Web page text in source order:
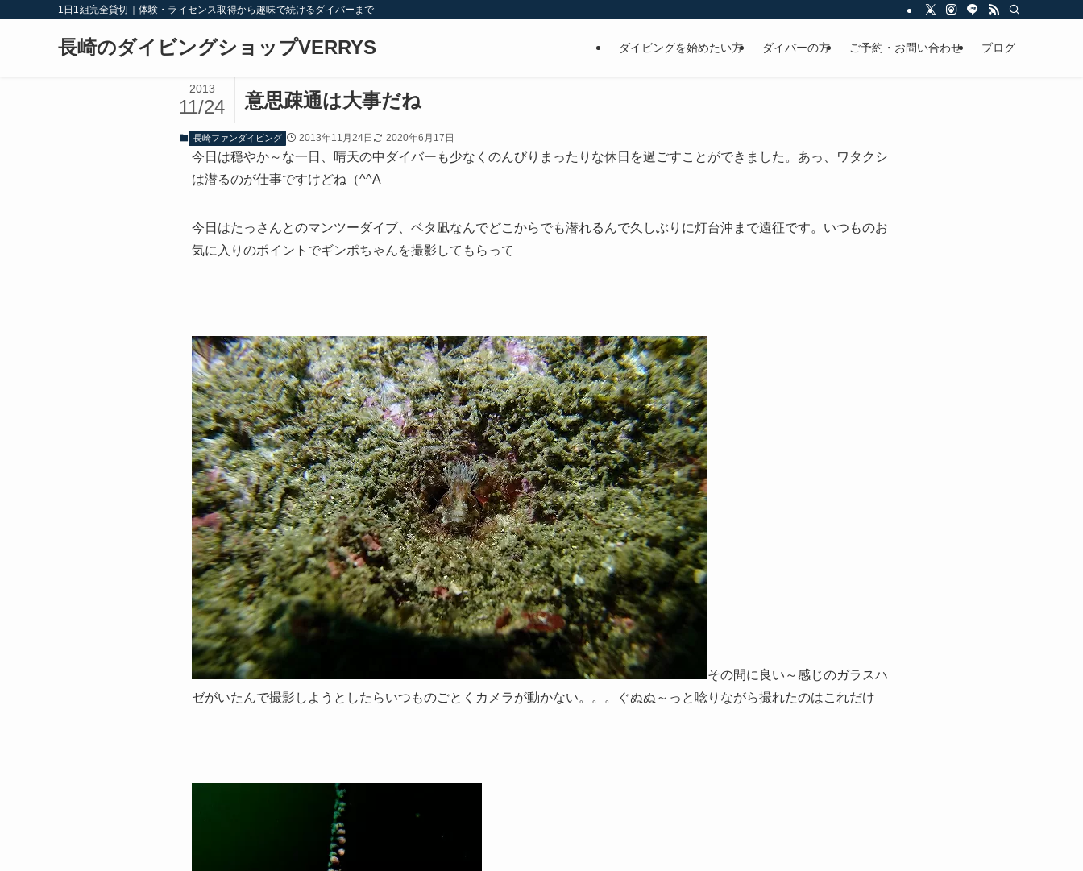
1日1組完全貸切｜体験・ライセンス取得から趣味で続けるダイバーまで
長崎のダイビングショップVERRYS ダイビングを始めたい方 ダイバーの方 ご予約・お問い合わせ ブログ
意思疎通は大事だね
2013
11/24
長崎ファンダイビング 2013年11月24日 2020年6月17日
今日は穏やか～な一日、晴天の中ダイバーも少なくのんびりまったりな休日を過ごすことができました。あっ、ワタクシ
は潜るのが仕事ですけどね（^^A
今日はたっさんとのマンツーダイブ、ベタ凪なんでどこからでも潜れるんで久しぶりに灯台沖まで遠征です。いつものお
気に入りのポイントでギンポちゃんを撮影してもらって
その間に良い～感じのガラスハ
ゼがいたんで撮影しようとしたらいつものごとくカメラが動かない。。。ぐぬぬ～っと唸りながら撮れたのはこれだけ